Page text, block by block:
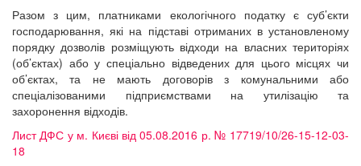
Разом з цим, платниками екологічного податку є суб’єкти
господарювання, які на підставі отриманих в установленому
порядку дозволів розміщують відходи на власних територіях
(об’єктах) або у спеціально відведених для цього місцях чи
об’єктах, та не мають договорів з комунальними або
спеціалізованими підприємствами на утилізацію та
захоронення відходів.
Лист ДФС у м. Києві від 05.08.2016 р. № 17719/10/26-15-12-03-
18